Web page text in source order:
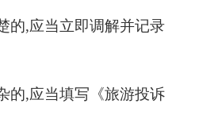
的,应当立即调解并记录
的,应当填写《旅游投诉